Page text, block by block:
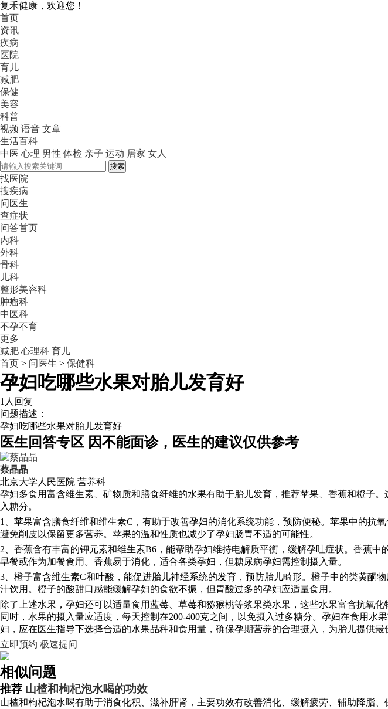
复禾健康，欢迎您！
首页
资讯
疾病
医院
育儿
减肥
保健
美容
科普
视频 语音 文章
生活百科
中医 心理 男性 体检 亲子 运动 居家 女人
搜索
找医院
搜疾病
问医生
查症状
问答首页
内科
外科
骨科
儿科
整形美容科
肿瘤科
中医科
不孕不育
更多
减肥 心理科 育儿
首页 > 问医生 > 保健科
孕妇吃哪些水果对胎儿发育好
1人回复
问题描述：
孕妇吃哪些水果对胎儿发育好
医生回答专区 因不能面诊，医生的建议仅供参考
蔡晶晶
北京大学人民医院 营养科
孕妇多食用富含维生素、矿物质和膳食纤维的水果有助于胎儿发育，推荐苹果、香蕉和橙子
入糖分。
1、苹果富含膳食纤维和维生素C，有助于改善孕妇的消化系统功能，预防便秘。苹果中的抗
避免削皮以保留更多营养。苹果的温和性质也减少了孕妇肠胃不适的可能性。
2、香蕉含有丰富的钾元素和维生素B6，能帮助孕妇维持电解质平衡，缓解孕吐症状。香蕉
早餐或作为加餐食用。香蕉易于消化，适合各类孕妇，但糖尿病孕妇需控制摄入量。
3、橙子富含维生素C和叶酸，能促进胎儿神经系统的发育，预防胎儿畸形。橙子中的类黄酮
汁饮用。橙子的酸甜口感能缓解孕妇的食欲不振，但胃酸过多的孕妇应适量食用。
除了上述水果，孕妇还可以适量食用蓝莓、草莓和猕猴桃等浆果类水果，这些水果富含抗氧
同时，水果的摄入量应适度，每天控制在200-400克之间，以免摄入过多糖分。孕妇在食用
妇，应在医生指导下选择合适的水果品种和食用量，确保孕期营养的合理摄入，为胎儿提供最
立即预约 极速提问
相似问题
推荐 山楂和枸杞泡水喝的功效
山楂和枸杞泡水喝有助于消食化积、滋补肝肾，主要功效有改善消化、缓解疲劳、辅助降脂